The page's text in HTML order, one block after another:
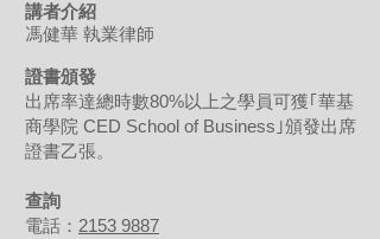
講者介紹
馮健華 執業律師
證書頒發
出席率達總時數80%以上之學員可獲｢華基
商學院 CED School of Business｣頒發出席
證書乙張。
查詢
電話： 2153 9887